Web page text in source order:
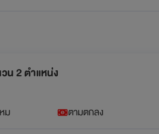
น 2 ตำแหน่ง
ม ตามตกลง